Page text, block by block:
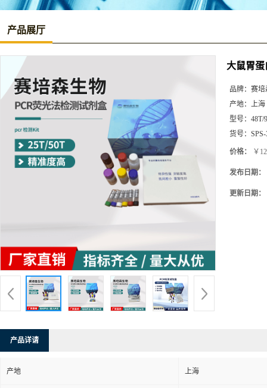
产品展厅
大鼠胃蛋
品牌： 赛培
产地： 上海
型号： 48T/
货号：
价格： ￥
发布日期：
更新日期：
产品详请
产地 上海